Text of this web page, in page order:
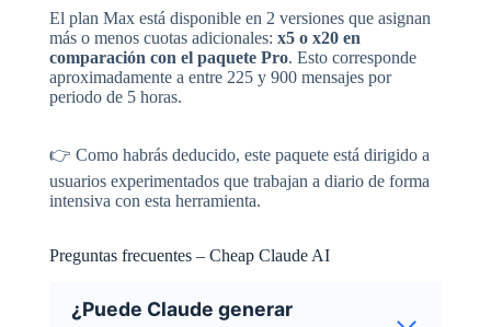
El plan Max está disponible en 2 versiones que asignan
más o menos cuotas adicionales: x5 o x20 en
comparación con el paquete Pro. Esto corresponde
aproximadamente a entre 225 y 900 mensajes por
periodo de 5 horas.
👉 Como habrás deducido, este paquete está dirigido a
usuarios experimentados que trabajan a diario de forma
intensiva con esta herramienta.
Preguntas frecuentes – Cheap Claude AI
¿Puede Claude generar